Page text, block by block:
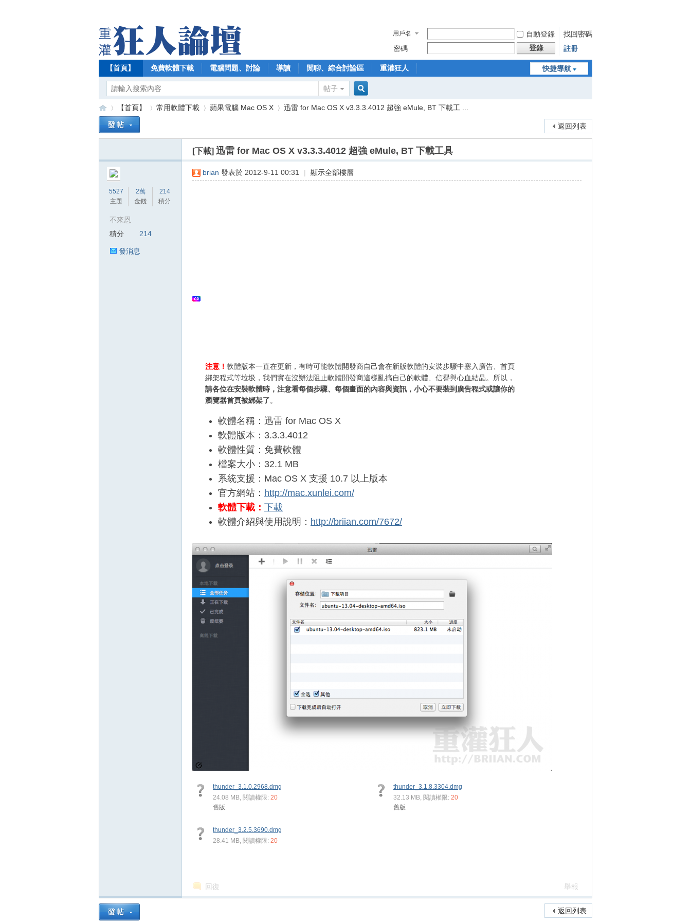
用戶名 自動登錄
找回密碼
密碼
登錄 註冊
快捷導航
【首頁】 免費軟體下載 電腦問題、討論 導讀 閒聊、綜合討論區 重灌狂人
帖子
搜
索
【首頁】 常用軟體下載
›
蘋果電腦 Mac OS X
›
迅雷 for Mac OS X v3.3.3.4012 超強 eMule, BT 下載工 ...
返回列表
[下載] 迅雷 for Mac OS X v3.3.3.4012 超強 eMule, BT 下載工具
5527
主題
2萬
金錢
214
積分
不來恩
積分
214
發消息
brian 發表於 2012-9-11 00:31 | 顯示全部樓層
注意！ 軟體版本一直在更新，有時可能軟體開發商自己會在新版軟體的安裝步驟中塞入廣告、首頁
綁架程式等垃圾，我們實在沒辦法阻止軟體開發商這樣亂搞自己的軟體、信譽與心血結晶。所以，
請各位在安裝軟體時，注意看每個步驟、每個畫面的內容與資訊，小心不要裝到廣告程式或讓你的
瀏覽器首頁被綁架了。
軟體名稱：迅雷 for Mac OS X
軟體版本：3.3.3.4012
軟體性質：免費軟體
檔案大小：32.1 MB
系統支援：Mac OS X 支援 10.7 以上版本
官方網站： http://mac.xunlei.com/
軟體下載： 下載
軟體介紹與使用說明： http://briian.com/7672/
thunder_3.1.0.2968.dmg
24.08 MB, 閱讀權限: 20
舊版
thunder_3.1.8.3304.dmg
32.13 MB, 閱讀權限: 20
舊版
thunder_3.2.5.3690.dmg
28.41 MB, 閱讀權限: 20
回復 舉報
返回列表